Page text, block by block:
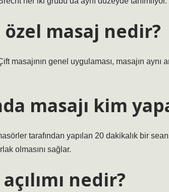
masaj nedir?
masajının genel uygulaması, masajın aynı
masajı kim
tarafından yapılan 20 dakikalık bir
olmasını sağlar.
açılımı nedir?